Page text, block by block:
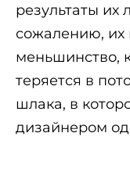
результаты их
сожалению,
меньшинство,
теряется в
шлака, в
дизайнером